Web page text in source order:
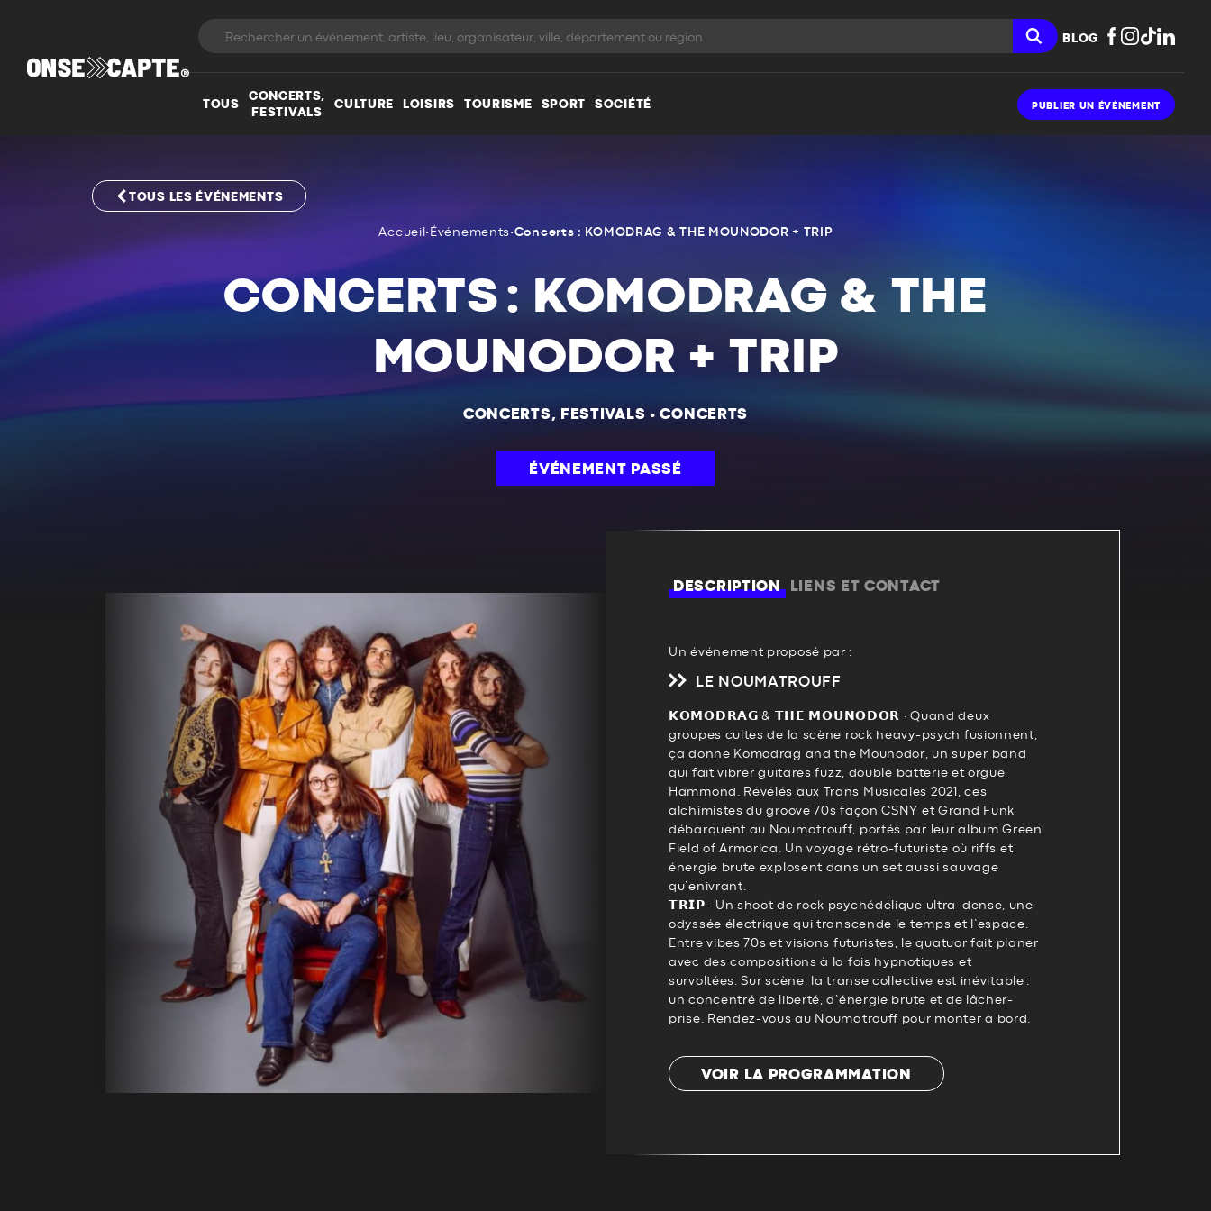
BLOG
TOUS
CONCERTS,
FESTIVALS
CULTURE LOISIRS TOURISME SPORT SOCIÉTÉ PUBLIER UN ÉVÉNEMENT
TOUS LES ÉVÉNEMENTS
Accueil • Événements•Concerts : KOMODRAG & THE MOUNODOR + TRIP
CONCERTS : KOMODRAG & THE
MOUNODOR + TRIP
CONCERTS, FESTIVALS •CONCERTS
ÉVÉNEMENT PASSÉ
DESCRIPTION LIENS ET CONTACT
Un événement proposé par :
LE NOUMATROUFF
𝗞𝗢𝗠𝗢𝗗𝗥𝗔𝗚 & 𝗧𝗛𝗘 𝗠𝗢𝗨𝗡𝗢𝗗𝗢𝗥 · Quand deux
groupes cultes de la scène rock heavy-psych fusionnent,
ça donne Komodrag and the Mounodor, un super band
qui fait vibrer guitares fuzz, double batterie et orgue
Hammond. Révélés aux Trans Musicales 2021, ces
alchimistes du groove 70s façon CSNY et Grand Funk
débarquent au Noumatrouff, portés par leur album Green
Field of Armorica. Un voyage rétro-futuriste où riffs et
énergie brute explosent dans un set aussi sauvage
qu’enivrant.
𝗧𝗥𝗜𝗣 · Un shoot de rock psychédélique ultra-dense, une
odyssée électrique qui transcende le temps et l’espace.
Entre vibes 70s et visions futuristes, le quatuor fait planer
avec des compositions à la fois hypnotiques et
survoltées. Sur scène, la transe collective est inévitable :
un concentré de liberté, d’énergie brute et de lâcher-
prise. Rendez-vous au Noumatrouff pour monter à bord.
VOIR LA PROGRAMMATION